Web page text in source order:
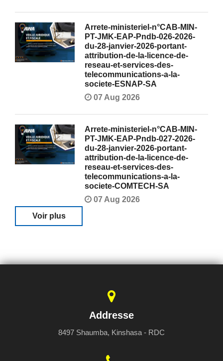
Arrete-ministeriel-n°CAB-MIN-
PT-JMK-EAP-Pndb-026-2026-
du-28-janvier-2026-portant-
attribution-de-la-licence-de-
reseau-et-services-des-
telecommunications-a-la-
societe-ESNAP-SA
07 Aug 2026
Arrete-ministeriel-n°CAB-MIN-
PT-JMK-EAP-Pndb-027-2026-
du-28-janvier-2026-portant-
attribution-de-la-licence-de-
reseau-et-services-des-
telecommunications-a-la-
societe-COMTECH-SA
07 Aug 2026
Voir plus
Addresse
8497 Shaumba, Kinshasa - RDC